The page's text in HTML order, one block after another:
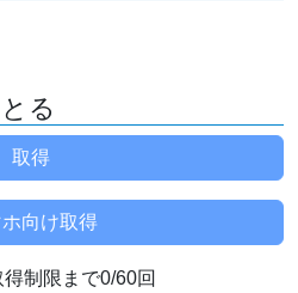
る
制限まで0/60回